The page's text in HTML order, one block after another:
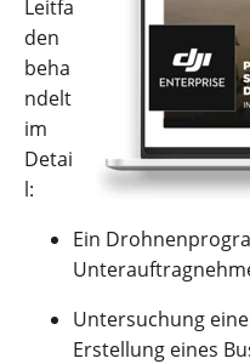
Leitfa
den
beha
ndelt
im
Detai
l:
Ein
Untersuchung
Erstellung eines